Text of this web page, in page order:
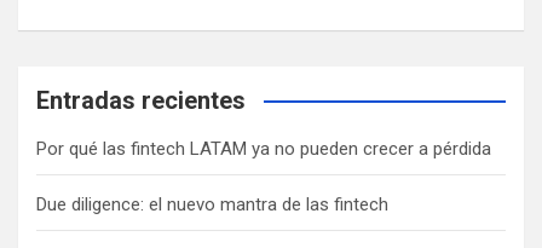
Entradas recientes
Por qué las fintech LATAM ya no pueden crecer a pérdida
Due diligence: el nuevo mantra de las fintech